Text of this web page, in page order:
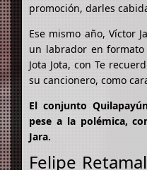
promoción, darles
Ese mismo año, Víctor
un labrador en
Jota Jota, con Te
su cancionero, como
El conjunto
pese a la polémica,
Jara.
Felipe